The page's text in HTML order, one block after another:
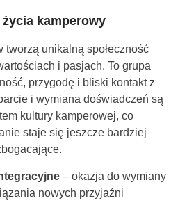
kamperowy
tworzą unikalną społeczność
i pasjach. To grupa
przygodę i bliski kontakt z
i wymiana doświadczeń są
kultury kamperowej, co
staje się jeszcze bardziej
– okazja do wymiany
nowych przyjaźni